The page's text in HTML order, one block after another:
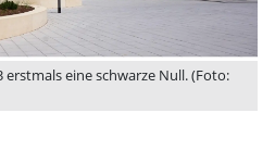
erstmals eine schwarze Null. (Foto: